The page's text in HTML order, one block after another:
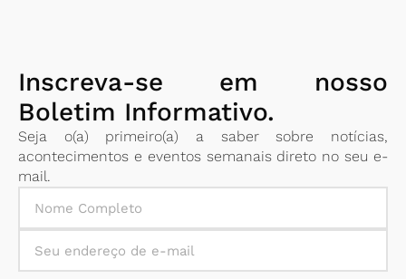
Inscreva-se em nosso
Boletim Informativo.
Seja o(a) primeiro(a) a saber sobre notícias,
acontecimentos e eventos semanais direto no seu e-
mail.